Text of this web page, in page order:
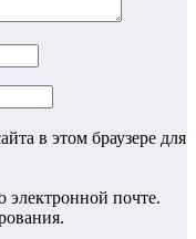
в этом браузере для
почте.